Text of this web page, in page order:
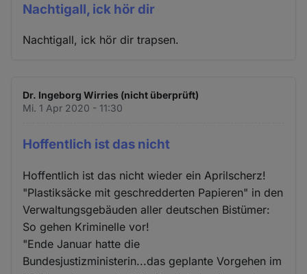
Nachtigall, ick hör dir
Nachtigall, ick hör dir trapsen.
Dr. Ingeborg Wirries (nicht überprüft)
Mi. 1 Apr 2020 - 11:30
Hoffentlich ist das nicht
Hoffentlich ist das nicht wieder ein Aprilscherz!
"Plastiksäcke mit geschredderten Papieren" in den
Verwaltungsgebäuden aller deutschen Bistümer:
So gehen Kriminelle vor!
"Ende Januar hatte die
Bundesjustizministerin...das geplante Vorgehen im